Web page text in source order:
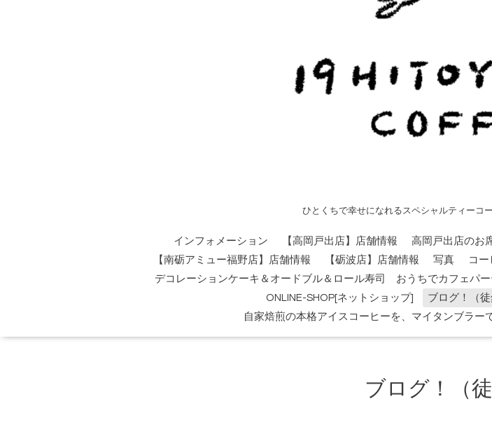
ひとくちで幸せになれるスペシャルティーコ
インフォメーション 【高岡戸出店】店舗情報
高岡戸出店のお
【南砺アミュー福野店】店舗情報
【砺波店】店舗情報 写真 コー
デコレーションケーキ＆オードブル＆ロール寿司 おうちでカフェパー
ONLINE-SHOP[ネットショップ]
ブログ！（徒
自家焙煎の本格アイスコーヒーを、マイタンブラーで
ブログ！（徒